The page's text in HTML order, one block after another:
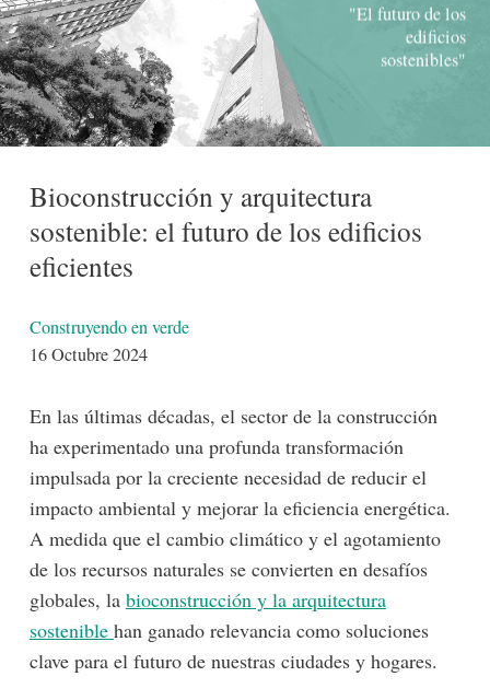
"El futuro de los
edificios
sostenibles"
Bioconstrucción y arquitectura
sostenible: el futuro de los edificios
eficientes
DetallesConstruyendo en verde
16 Octubre 2024
En las últimas décadas, el sector de la construcción
ha experimentado una profunda transformación
impulsada por la creciente necesidad de reducir el
impacto ambiental y mejorar la eficiencia energética.
A medida que el cambio climático y el agotamiento
de los recursos naturales se convierten en desafíos
globales, la bioconstrucción y la arquitectura
sostenible han ganado relevancia como soluciones
clave para el futuro de nuestras ciudades y hogares.